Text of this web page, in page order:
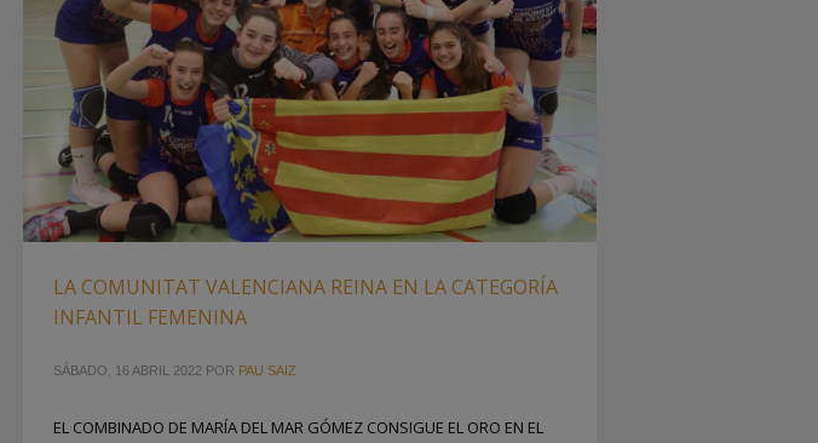
LA COMUNITAT VALENCIANA REINA EN LA CATEGORÍA
INFANTIL FEMENINA
SÁBADO, 16 ABRIL 2022 POR PAU SAIZ
EL COMBINADO DE MARÍA DEL MAR GÓMEZ CONSIGUE EL ORO EN EL